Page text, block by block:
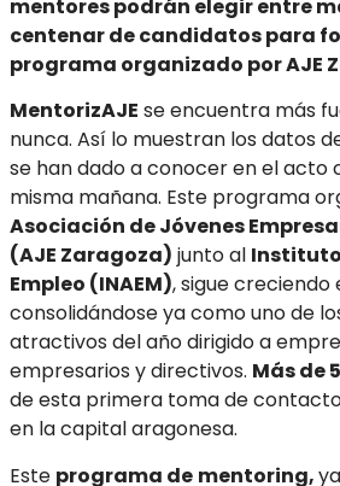
mentores podrán elegir entre
centenar de candidatos para
programa organizado por AJE
MentorizAJE se encuentra más
nunca. Así lo muestran los datos
se han dado a conocer en el acto
misma mañana. Este programa
Asociación de Jóvenes
(AJE Zaragoza) junto al
Empleo (INAEM), sigue creciendo
consolidándose ya como uno de
atractivos del año dirigido a
empresarios y directivos. Más de
de esta primera toma de
en la capital aragonesa.
Este programa de mentoring,